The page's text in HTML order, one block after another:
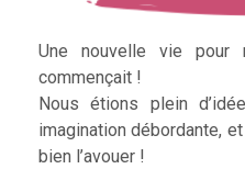
Une nouvelle vie pour
commençait !
Nous étions plein
imagination débordante,
bien l’avouer !